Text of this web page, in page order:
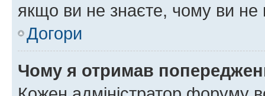
якщо ви не знаєте, чому ви
Догори
Чому я отримав